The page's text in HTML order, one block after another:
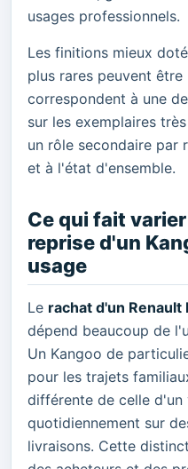
usages professionnels.
Les finitions mieux
plus rares peuvent
correspondent à une
sur les exemplaires
un rôle secondaire par
et à l'état d'ensemble.
Ce qui fait
reprise d'un
usage
Le rachat d'un Renault
dépend beaucoup de
Un Kangoo de
pour les trajets
différente de celle d'un
quotidiennement sur
livraisons. Cette